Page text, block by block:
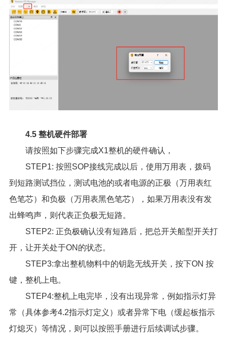
4.5 整机硬件部署
请按照如下步骤完成X1整机的硬件确认，
STEP1: 按照SOP接线完成以后，使用万用表，拨码
到短路测试挡位，测试电池的或者电源的正极（万用表红
色笔芯）和负极（万用表黑色笔芯），如果万用表没有发
出蜂鸣声，则代表正负极无短路。
STEP2: 正负极确认没有短路后，把总开关船型开关打
开，让开关处于ON的状态。
STEP3:拿出整机物料中的钥匙无线开关，按下ON 按
键，整机上电。
STEP4:整机上电完毕，没有出现异常，例如指示灯异
常（具体参考4.2指示灯定义）或者异常下电（缓起板指示
灯熄灭）等情况，则可以按照手册进行后续调试步骤。